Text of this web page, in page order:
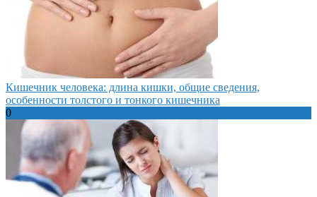
Кишечник человека: длина кишки, общие сведения,
особенности толстого и тонкого кишечника
0